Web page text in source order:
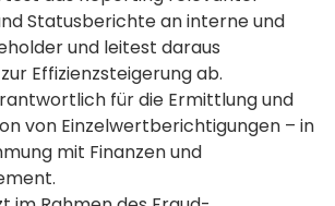
Statusberichte an interne und
und leitest daraus
Effizienzsteigerung ab.
für die Ermittlung und
von Einzelwertberichtigungen – in
mit Finanzen und